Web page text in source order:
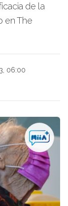
de la
en The
06:00